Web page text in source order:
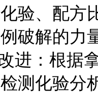
验、配方
破解的力
进：根据
测化验分